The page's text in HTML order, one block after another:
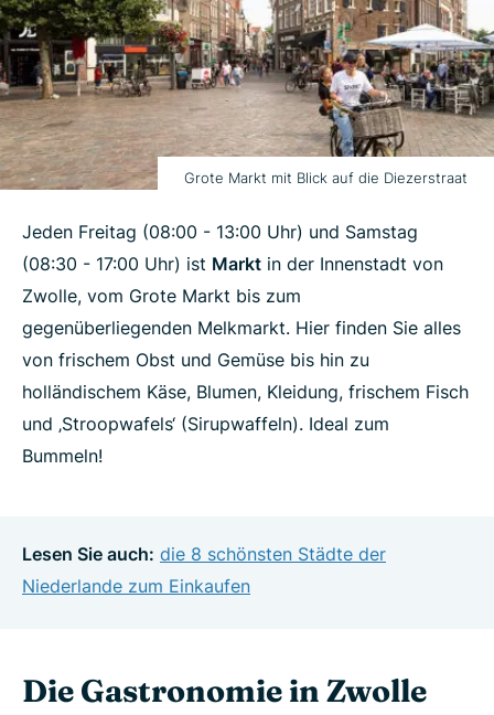
Grote Markt mit Blick auf die Diezerstraat
Jeden Freitag (08:00 - 13:00 Uhr) und Samstag
(08:30 - 17:00 Uhr) ist Markt in der Innenstadt von
Zwolle, vom Grote Markt bis zum
gegenüberliegenden Melkmarkt. Hier finden Sie alles
von frischem Obst und Gemüse bis hin zu
holländischem Käse, Blumen, Kleidung, frischem Fisch
und ‚Stroopwafels‘ (Sirupwaffeln). Ideal zum
Bummeln!
Lesen Sie auch: die 8 schönsten Städte der
Niederlande zum Einkaufen
Die Gastronomie in Zwolle